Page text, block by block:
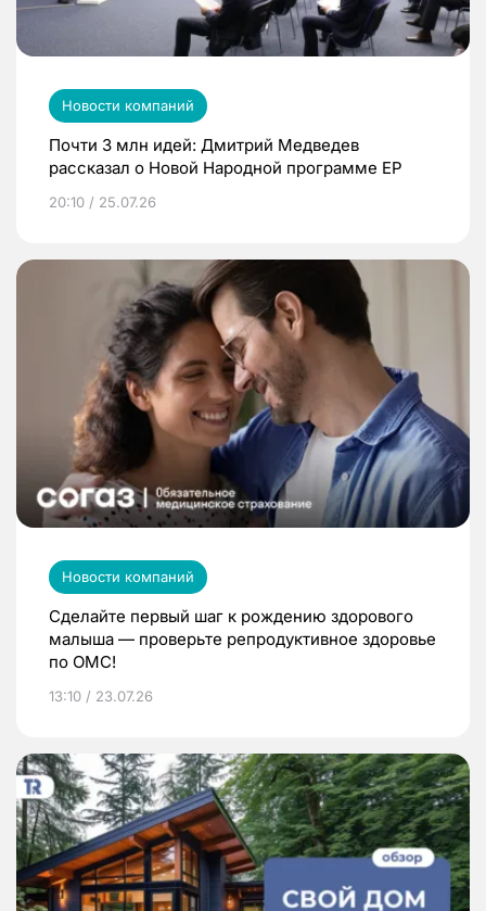
Новости компаний
Почти 3 млн идей: Дмитрий Медведев
рассказал о Новой Народной программе ЕР
20:10 / 25.07.26
Новости компаний
Сделайте первый шаг к рождению здорового
малыша — проверьте репродуктивное здоровье
по ОМС!
13:10 / 23.07.26